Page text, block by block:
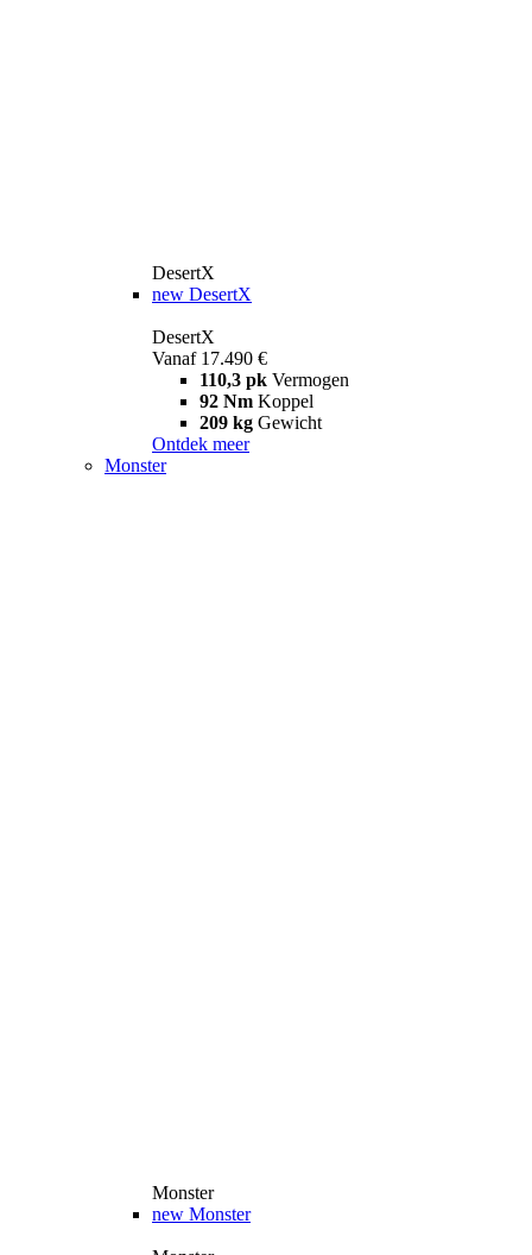
DesertX
new DesertX
DesertX
Vanaf 17.490 €
110,3 pk Vermogen
92 Nm Koppel
209 kg Gewicht
Ontdek meer
Monster
Monster
new Monster